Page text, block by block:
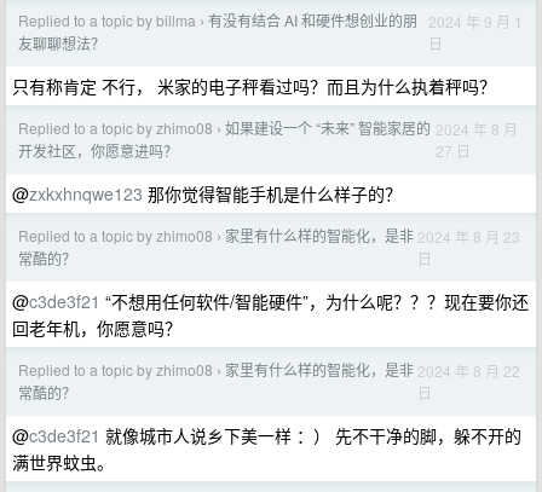
Replied to a topic by billma › 有没有结合 AI 和硬件想创业的朋
友聊聊想法？
2024 年 9 月 1
日
只有称肯定 不行， 米家的电子秤看过吗？而且为什么执着秤吗？
Replied to a topic by zhimo08 › 如果建设一个 “未来” 智能家居的
开发社区，你愿意进吗？
2024 年 8 月
27 日
@zxkxhnqwe123 那你觉得智能手机是什么样子的？
Replied to a topic by zhimo08 › 家里有什么样的智能化，是非
常酷的？
2024 年 8 月 23
日
@c3de3f21 “不想用任何软件/智能硬件”，为什么呢？？？现在要你还
回老年机，你愿意吗？
Replied to a topic by zhimo08 › 家里有什么样的智能化，是非
常酷的？
2024 年 8 月 22
日
@c3de3f21 就像城市人说乡下美一样 ：） 先不干净的脚，躲不开的
满世界蚊虫。